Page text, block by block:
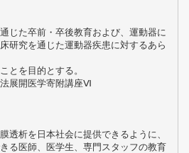
じた卒前・卒後教育および、運動器に
研究を通じた運動器疾患に対するあら
とを目的とする。
展開医学寄附講座Ⅵ
透析を日本社会に提供できるように、
る医師、医学生、専門スタッフの教育